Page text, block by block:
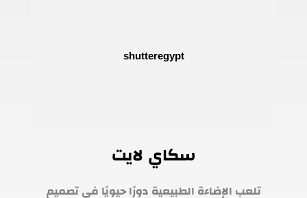
سكاي لايت
تلعب الإضاءة الطبيعية دورًا حيويًا في تصميم